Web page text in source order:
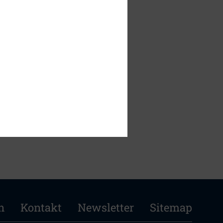
Kontakt Newsletter Sitemap